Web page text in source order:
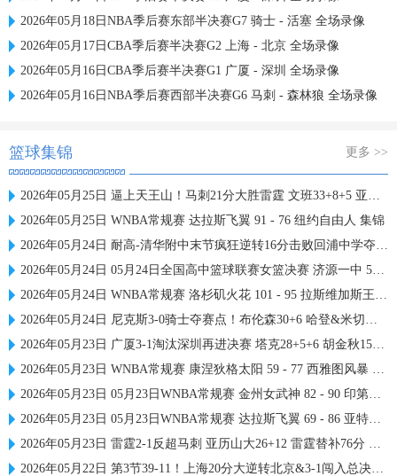
2026年05月18日NBA季后赛东部半决赛G7 骑士 - 活塞 全场录像
2026年05月17日CBA季后赛半决赛G2 上海 - 北京 全场录像
2026年05月16日CBA季后赛半决赛G1 广厦 - 深圳 全场录像
2026年05月16日NBA季后赛西部半决赛G6 马刺 - 森林狼 全场录像
篮球集锦 更多 >>
2026年05月25日 逼上天王山！马刺21分大胜雷霆 文班33+8+5 亚历山大19+7
2026年05月25日 WNBA常规赛 达拉斯飞翼 91 - 76 纽约自由人 集锦
2026年05月24日 耐高-清华附中末节疯狂逆转16分击败回浦中学夺得校史第15冠
2026年05月24日 05月24日全国高中篮球联赛女篮决赛 济源一中 56 - 76 东北师大附中 全场集锦
2026年05月24日 WNBA常规赛 洛杉矶火花 101 - 95 拉斯维加斯王牌 全场集锦
2026年05月24日 尼克斯3-0骑士夺赛点！布伦森30+6 哈登&米切尔合计11失误
2026年05月23日 广厦3-1淘汰深圳再进决赛 塔克28+5+6 胡金秋15+8 贺希宁12分
2026年05月23日 WNBA常规赛 康涅狄格太阳 59 - 77 西雅图风暴 全场集锦
2026年05月23日 05月23日WNBA常规赛 金州女武神 82 - 90 印第安纳狂热 集锦
2026年05月23日 05月23日WNBA常规赛 达拉斯飞翼 69 - 86 亚特兰大梦想 集锦
2026年05月23日 雷霆2-1反超马刺 亚历山大26+12 雷霆替补76分 文班26分
2026年05月22日 第3节39-11！上海20分大逆转北京&3-1闯入总决赛 刘铮5记三分